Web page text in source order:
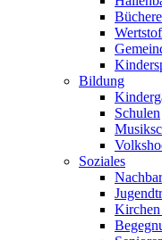
Bildung
Schulen
Soziales
Kirchen